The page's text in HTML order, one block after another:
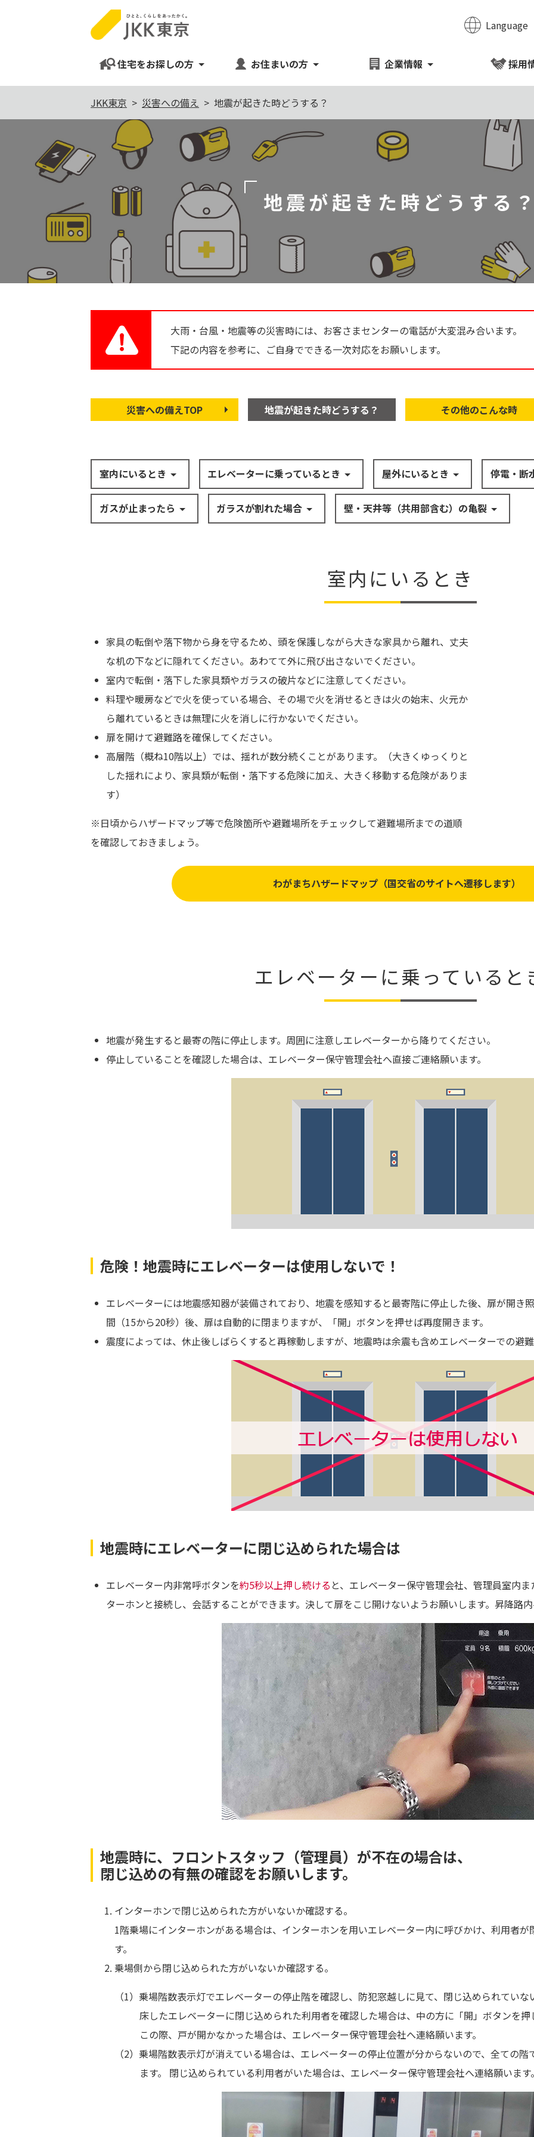
Language
住宅をお探しの方 お住まいの方 企業情報 採用
JKK東京 災害への備え 地震が起きた時どうする？
地震が起きた時どうする
大雨・台風・地震等の災害時には、お客さまセンターの電話が大変混み合います。
下記の内容を参考に、ご自身でできる一次対応をお願いします。
災害への備えTOP 地震が起きた時どうする？ その他のこんな時
室内にいるとき エレベーターに乗っているとき 屋外にいるとき 停電・断
ガスが止まったら ガラスが割れた場合 壁・天井等（共用部含む）の亀裂
室内にいるとき
家具の転倒や落下物から身を守るため、頭を保護しながら大きな家具から離れ、丈夫
な机の下などに隠れてください。あわてて外に飛び出さないでください。
室内で転倒・落下した家具類やガラスの破片などに注意してください。
料理や暖房などで火を使っている場合、その場で火を消せるときは火の始末、火元か
ら離れているときは無理に火を消しに行かないでください。
扉を開けて避難路を確保してください。
高層階（概ね10階以上）では、揺れが数分続くことがあります。（大きくゆっくりと
した揺れにより、家具類が転倒・落下する危険に加え、大きく移動する危険がありま
す）
※日頃からハザードマップ等で危険箇所や避難場所をチェックして避難場所までの道順
を確認しておきましょう。
わがまちハザードマップ（国交省のサイトへ遷移します）
エレベーターに乗っていると
地震が発生すると最寄の階に停止します。周囲に注意しエレベーターから降りてください。
停止していることを確認した場合は、エレベーター保守管理会社へ直接ご連絡願います。
危険！地震時にエレベーターは使用しないで！
エレベーターには地震感知器が装備されており、地震を感知すると最寄階に停止した後、扉が開き
間（15から20秒）後、扉は自動的に閉まりますが、「開」ボタンを押せば再度開きます。
震度によっては、休止後しばらくすると再稼動しますが、地震時は余震も含めエレベーターでの避
地震時にエレベーターに閉じ込められた場合は
エレベーター内非常呼ボタンを約5秒以上押し続ける と、エレベーター保守管理会社、管理員室内
ターホンと接続し、会話することができます。決して扉をこじ開けないようお願いします。昇降路
地震時に、フロントスタッフ（管理員）が不在の場合は、
閉じ込めの有無の確認をお願いします。
インターホンで閉じ込められた方がいないか確認する。
1階乗場にインターホンがある場合は、インターホンを用いエレベーター内に呼びかけ、利用者
す。
乗場側から閉じ込められた方がいないか確認する。
（1）乗場階数表示灯でエレベーターの停止階を確認し、防犯窓越しに見て、閉じ込められてい
床したエレベーターに閉じ込められた利用者を確認した場合は、中の方に「開」ボタンを
この際、戸が開かなかった場合は、エレベーター保守管理会社へ連絡願います。
（2）乗場階数表示灯が消えている場合は、エレベーターの停止位置が分からないので、全ての
ます。 閉じ込められている利用者がいた場合は、エレベーター保守管理会社へ連絡願います